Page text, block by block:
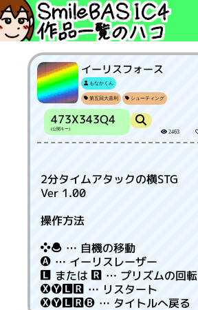
イーリスフォース
もなかくん
第五回大喜利 シューティング
473X343Q4
(公開キー) 2463
2分タイムアタックの横STG
Ver 1.00
操作方法
 … 自機の移動
 … イーリスレーザー
 または  … プリズムの回転
 … リスタート
 … タイトルへ戻る